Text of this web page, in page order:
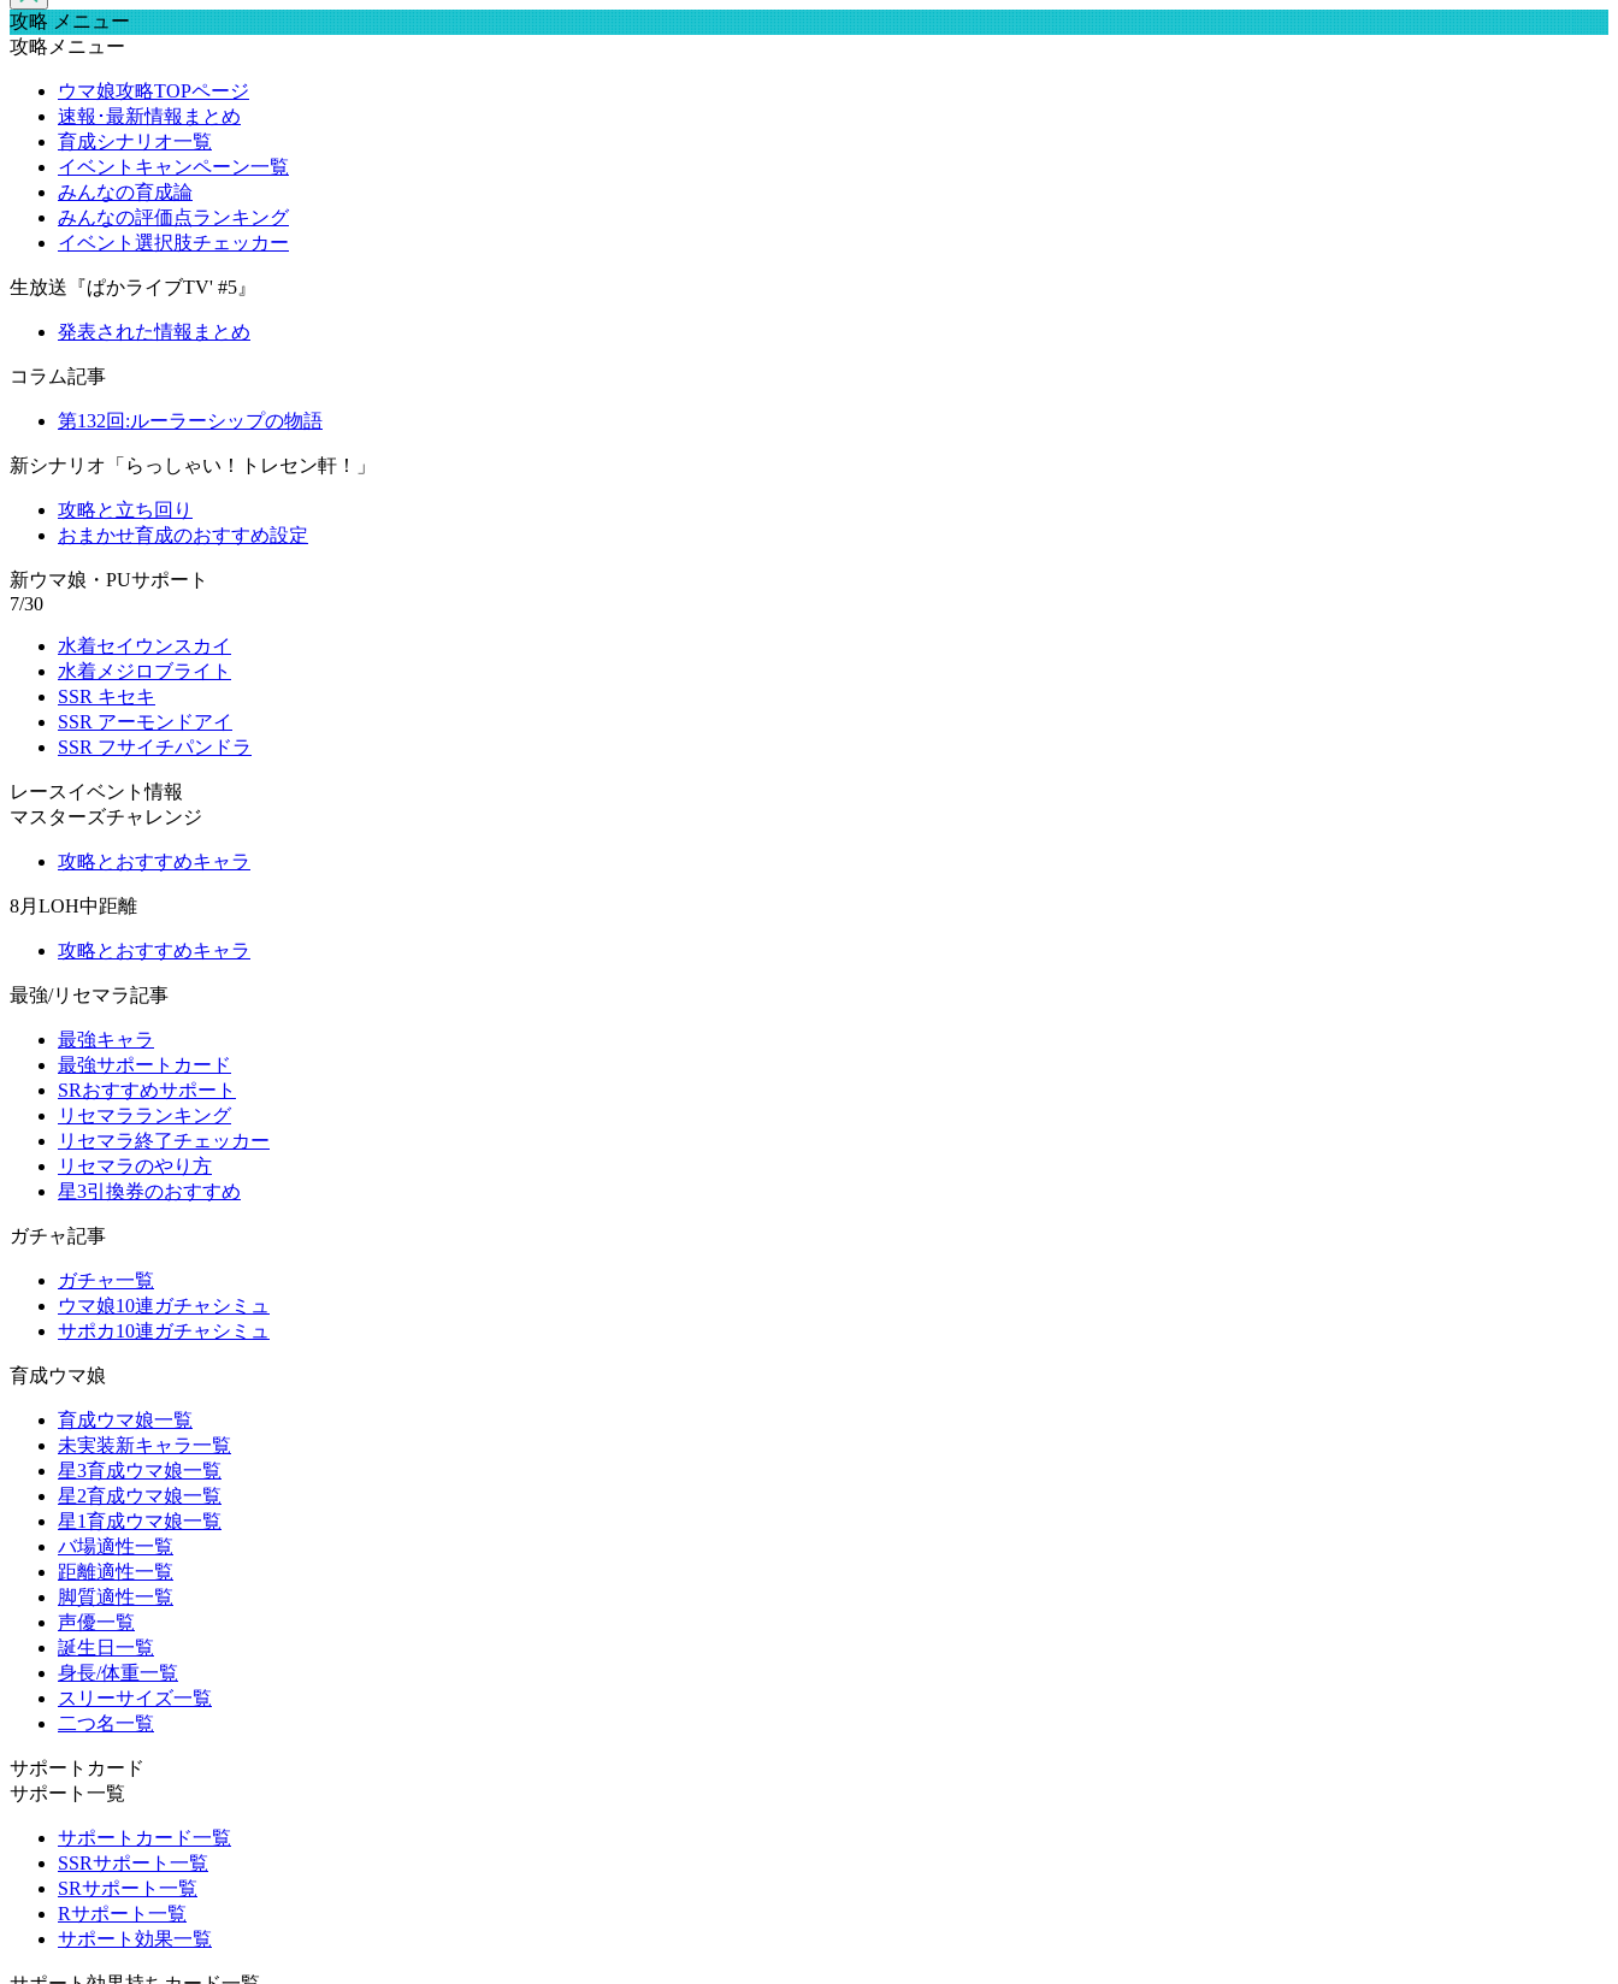
攻略 メニュー
攻略メニュー
ウマ娘攻略TOPページ
速報･最新情報まとめ
育成シナリオ一覧
イベントキャンペーン一覧
みんなの育成論
みんなの評価点ランキング
イベント選択肢チェッカー
生放送『ぱかライブTV' #5』
発表された情報まとめ
コラム記事
第132回:ルーラーシップの物語
新シナリオ「らっしゃい！トレセン軒！」
攻略と立ち回り
おまかせ育成のおすすめ設定
新ウマ娘・PUサポート
7/30
水着セイウンスカイ
水着メジロブライト
SSR キセキ
SSR アーモンドアイ
SSR フサイチパンドラ
レースイベント情報
マスターズチャレンジ
攻略とおすすめキャラ
8月LOH中距離
攻略とおすすめキャラ
最強/リセマラ記事
最強キャラ
最強サポートカード
SRおすすめサポート
リセマラランキング
リセマラ終了チェッカー
リセマラのやり方
星3引換券のおすすめ
ガチャ記事
ガチャ一覧
ウマ娘10連ガチャシミュ
サポカ10連ガチャシミュ
育成ウマ娘
育成ウマ娘一覧
未実装新キャラ一覧
星3育成ウマ娘一覧
星2育成ウマ娘一覧
星1育成ウマ娘一覧
バ場適性一覧
距離適性一覧
脚質適性一覧
声優一覧
誕生日一覧
身長/体重一覧
スリーサイズ一覧
二つ名一覧
サポートカード
サポート一覧
サポートカード一覧
SSRサポート一覧
SRサポート一覧
Rサポート一覧
サポート効果一覧